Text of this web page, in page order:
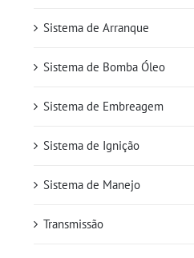
Sistema de Arranque
Sistema de Bomba Óleo
Sistema de Embreagem
Sistema de Ignição
Sistema de Manejo
Transmissão